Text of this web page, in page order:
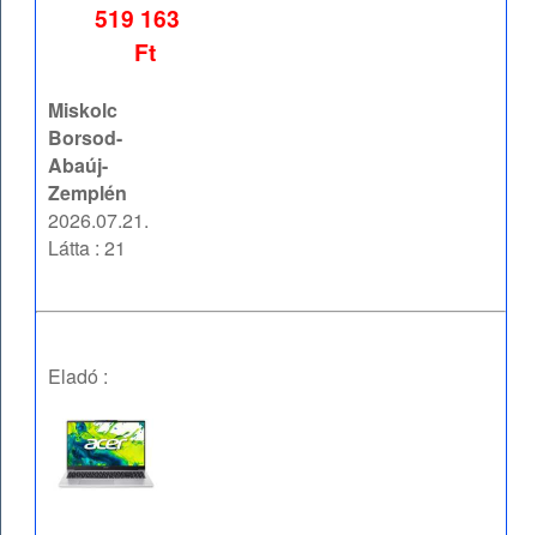
519 163
Ft
Miskolc
Borsod-
Abaúj-
Zemplén
2026.07.21.
Látta : 21
Eladó :